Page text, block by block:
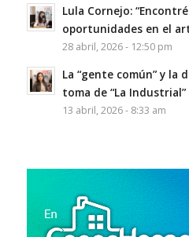
Lula Cornejo:
oportunidades en el
28 abril, 2026 - 12:50 pm
La “gente común” y la
toma de “La
13 abril, 2026 - 8:33 am